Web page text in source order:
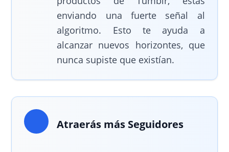
enviando una fuerte señal al
algoritmo. Esto te ayuda a
alcanzar nuevos horizontes, que
nunca supiste que existían.
Atraerás más Seguidores